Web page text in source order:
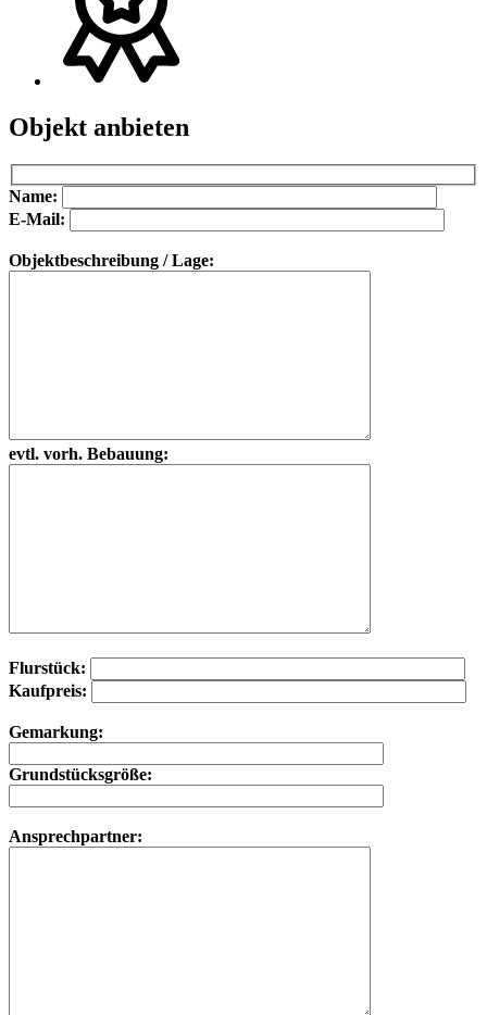
Objekt anbieten
Bitte lasse dieses Feld leer.
Bitte lasse dieses Feld leer.
Name:
E-Mail:
Objektbeschreibung / Lage:
evtl. vorh. Bebauung:
Flurstück:
Kaufpreis:
Gemarkung:
Grundstücksgröße:
Ansprechpartner: